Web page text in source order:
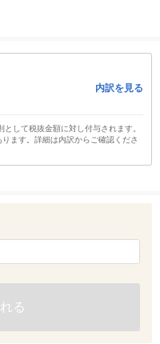
内訳を見る
して税抜金額に対し付与されます。
ます。詳細は内訳からご確認くださ
る